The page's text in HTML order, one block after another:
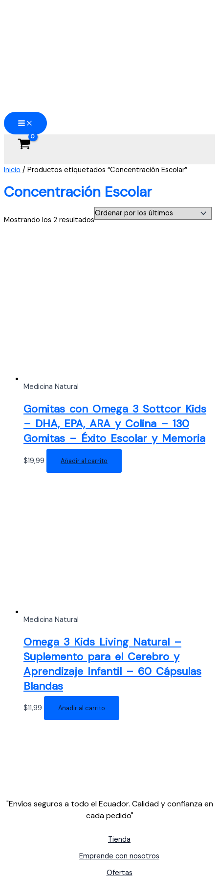
Inicio / Productos etiquetados “Concentración Escolar”
Concentración Escolar
Mostrando los 2 resultadosOrdenado
Medicina Natural
Gomitas con Omega 3 Sottcor Kids
– DHA, EPA, ARA y Colina – 130
Gomitas – Éxito Escolar y Memoria
$19,99 Añadir al carrito
Medicina Natural
Omega 3 Kids Living Natural –
Suplemento para el Cerebro y
Aprendizaje Infantil – 60 Cápsulas
Blandas
$11,99 Añadir al carrito
"Envíos seguros a todo el Ecuador. Calidad y confianza en
cada pedido"
Tienda
Emprende con nosotros
Ofertas